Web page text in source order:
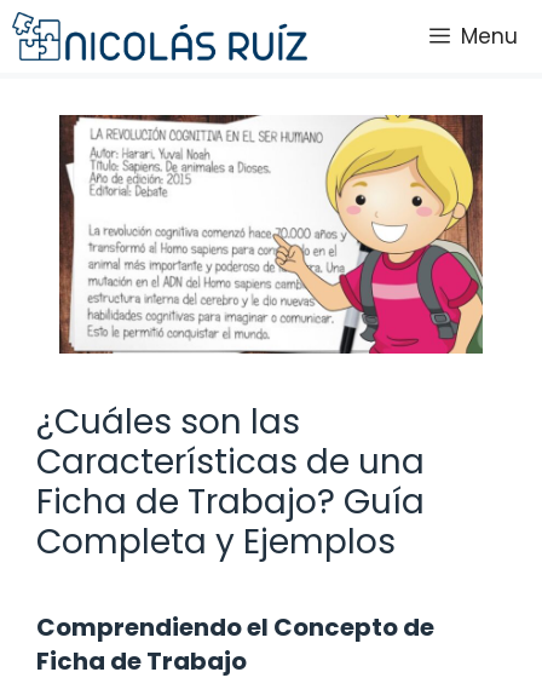
Saltar
al
Menu
¿Cuáles son las
Características de una
Ficha de Trabajo? Guía
Completa y Ejemplos
Comprendiendo el Concepto de
Ficha de Trabajo